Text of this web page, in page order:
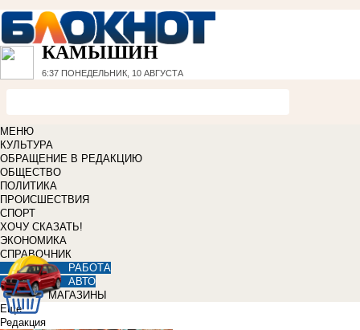
КАМЫШИН
6:37 ПОНЕДЕЛЬНИК, 10 АВГУСТА
МЕНЮ
КУЛЬТУРА
ОБРАЩЕНИЕ В РЕДАКЦИЮ
ОБЩЕСТВО
ПОЛИТИКА
ПРОИСШЕСТВИЯ
СПОРТ
ХОЧУ СКАЗАТЬ!
ЭКОНОМИКА
СПРАВОЧНИК
РАБОТА
АВТО
МАГАЗИНЫ
Еще
Редакция